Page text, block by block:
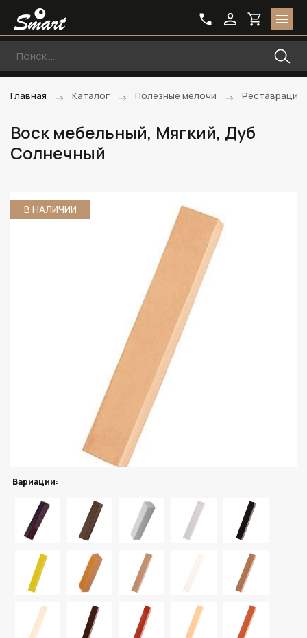
Главная Каталог Полезные мелочи
Воск мебельный, Мягкий, Дуб
Солнечный
В НАЛИЧИИ
Вариации: